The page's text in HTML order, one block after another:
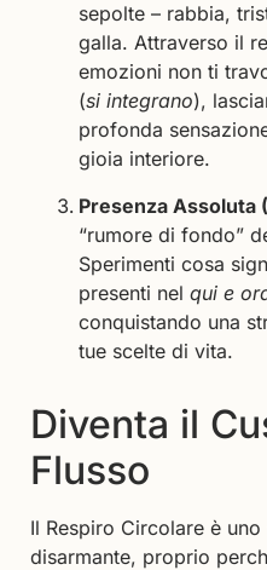
sepolte – rabbia,
galla. Attraverso il
emozioni non ti
(si integrano),
profonda
gioia interiore.
Presenza Assoluta
“rumore di fondo”
Sperimenti cosa
presenti nel qui e
conquistando una
tue scelte di vita.
Diventa il
Flusso
Il Respiro Circolare è
disarmante, proprio